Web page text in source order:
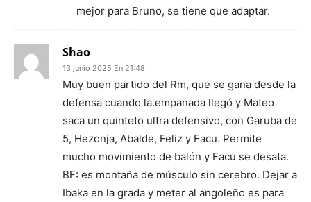
mejor para Bruno, se tiene que adaptar.
Shao
13 junio 2025 En 21:48
Muy buen partido del Rm, que se gana desde la
defensa cuando la.empanada llegó y Mateo
saca un quinteto ultra defensivo, con Garuba de
5, Hezonja, Abalde, Feliz y Facu. Permite
mucho movimiento de balón y Facu se desata.
BF: es montaña de músculo sin cerebro. Dejar a
Ibaka en la grada y meter al angoleño es para